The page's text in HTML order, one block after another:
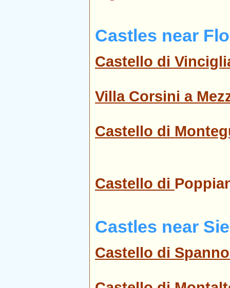
Castles near
Castello di
Villa Corsini a
Castello di
Castello di
Castles near
Castello di